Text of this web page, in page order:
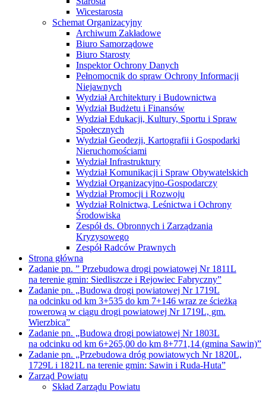
Wicestarosta
Schemat Organizacyjny
Archiwum Zakładowe
Biuro Samorządowe
Biuro Starosty
Inspektor Ochrony Danych
Pełnomocnik do spraw Ochrony Informacji
Niejawnych
Wydział Architektury i Budownictwa
Wydział Budżetu i Finansów
Wydział Edukacji, Kultury, Sportu i Spraw
Społecznych
Wydział Geodezji, Kartografii i Gospodarki
Nieruchomościami
Wydział Infrastruktury
Wydział Komunikacji i Spraw Obywatelskich
Wydział Organizacyjno-Gospodarczy
Wydział Promocji i Rozwoju
Wydział Rolnictwa, Leśnictwa i Ochrony
Środowiska
Zespół ds. Obronnych i Zarządzania
Kryzysowego
Zespół Radców Prawnych
Strona główna
Zadanie pn. ” Przebudowa drogi powiatowej Nr 1811L
na terenie gmin: Siedliszcze i Rejowiec Fabryczny”
Zadanie pn. „Budowa drogi powiatowej Nr 1719L
na odcinku od km 3+535 do km 7+146 wraz ze ścieżką
rowerową w ciągu drogi powiatowej Nr 1719L, gm.
Wierzbica”
Zadanie pn. „Budowa drogi powiatowej Nr 1803L
na odcinku od km 6+265,00 do km 8+771,14 (gmina Sawin)”
Zadanie pn. „Przebudowa dróg powiatowych Nr 1820L,
1729L i 1821L na terenie gmin: Sawin i Ruda-Huta”
Zarząd Powiatu
Skład Zarządu Powiatu